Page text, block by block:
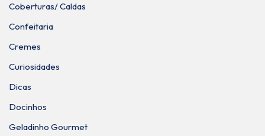
Coberturas/ Caldas
Confeitaria
Cremes
Curiosidades
Dicas
Docinhos
Geladinho Gourmet